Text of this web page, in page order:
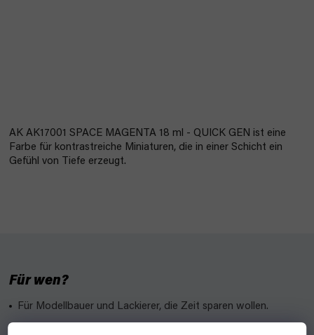
AK AK17001 SPACE MAGENTA 18 ml - QUICK GEN ist eine
Farbe für kontrastreiche Miniaturen, die in einer Schicht ein
Gefühl von Tiefe erzeugt.
Für wen?
Für Modellbauer und Lackierer, die Zeit sparen wollen.